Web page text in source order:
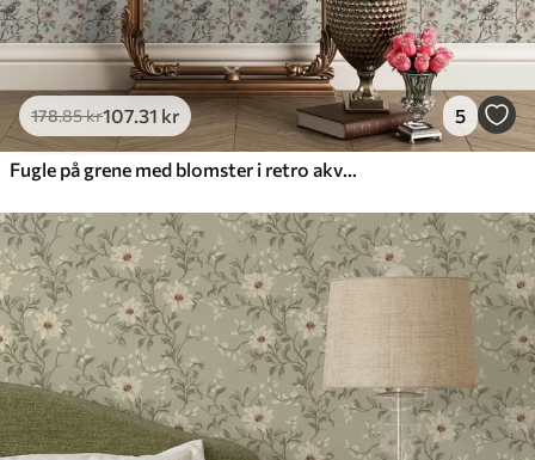
178.85kr107.31 kr 5
Fugle på grene med blomster i retro akvarel-stil